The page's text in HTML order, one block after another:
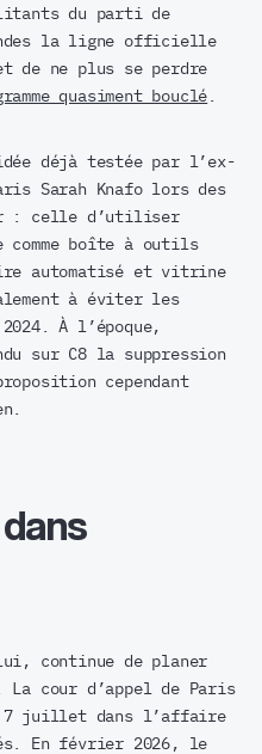
du parti de
la ligne officielle
de ne plus se perdre
quasiment bouclé.
déjà testée par l’ex-
Sarah Knafo lors des
: celle d’utiliser
boîte à outils
automatisé et vitrine
à éviter les
À l’époque,
sur C8 la suppression
cependant
continue de planer
La cour d’appel de Paris
7 juillet dans l’affaire
En février 2026, le